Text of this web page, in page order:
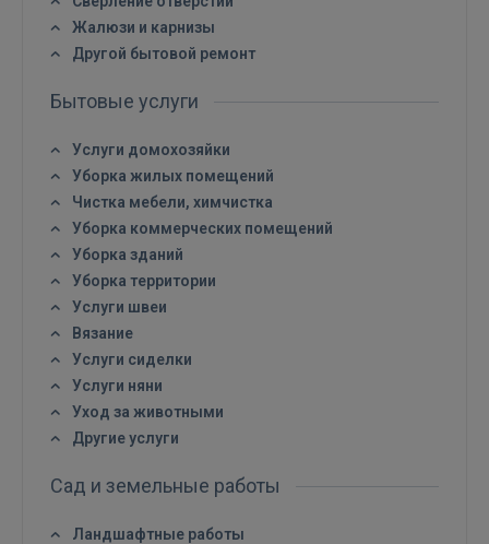
Жалюзи и карнизы
Другой бытовой ремонт
Бытовые услуги
Услуги домохозяйки
Уборка жилых помещений
Чистка мебели, химчистка
Уборка коммерческих помещений
Уборка зданий
Уборка территории
Услуги швеи
Вязание
Услуги сиделки
Услуги няни
Уход за животными
Другие услуги
Сад и земельные работы
Ландшафтные работы